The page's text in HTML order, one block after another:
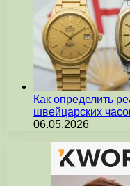
Как определить
швейцарских
06.05.2026